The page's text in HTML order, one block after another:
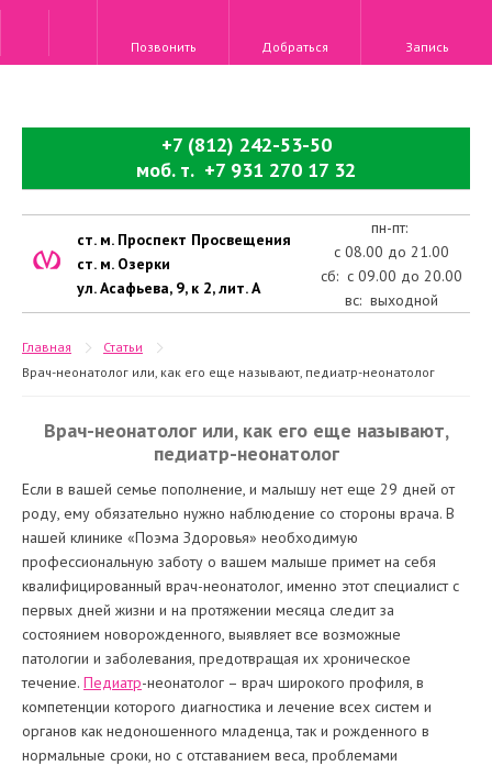
Позвонить Добраться Запись
+7 (812) 242-53-50
моб. т. +7 931 270 17 32
ст. м. Проспект Просвещения
ст. м. Озерки
ул. Асафьева, 9, к 2, лит. А
пн-пт:
с 08.00 до 21.00
сб: с 09.00 до 20.00
вс: выходной
Главная
Статьи
Врач-неонатолог или, как его еще называют, педиатр-неонатолог
Врач-неонатолог или, как его еще называют,
педиатр-неонатолог
Если в вашей семье пополнение, и малышу нет еще 29 дней от
роду, ему обязательно нужно наблюдение со стороны врача. В
нашей клинике «Поэма Здоровья» необходимую
профессиональную заботу о вашем малыше примет на себя
квалифицированный врач-неонатолог, именно этот специалист с
первых дней жизни и на протяжении месяца следит за
состоянием новорожденного, выявляет все возможные
патологии и заболевания, предотвращая их хроническое
течение. Педиатр-неонатолог – врач широкого профиля, в
компетенции которого диагностика и лечение всех систем и
органов как недоношенного младенца, так и рожденного в
нормальные сроки, но с отставанием веса, проблемами